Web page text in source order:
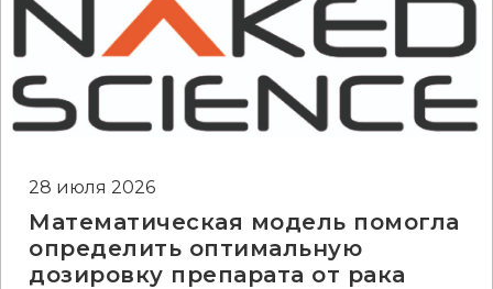
28 июля 2026
Математическая модель помогла
определить оптимальную
дозировку препарата от рака